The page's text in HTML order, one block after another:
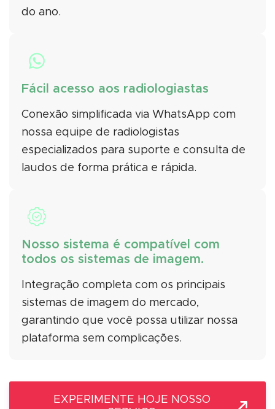
do ano.
Fácil acesso aos radiologiastas
Conexão simplificada via WhatsApp com
nossa equipe de radiologistas
especializados para suporte e consulta de
laudos de forma prática e rápida.
Nosso sistema é compatível com
todos os sistemas de imagem.
Integração completa com os principais
sistemas de imagem do mercado,
garantindo que você possa utilizar nossa
plataforma sem complicações.
EXPERIMENTE HOJE NOSSO